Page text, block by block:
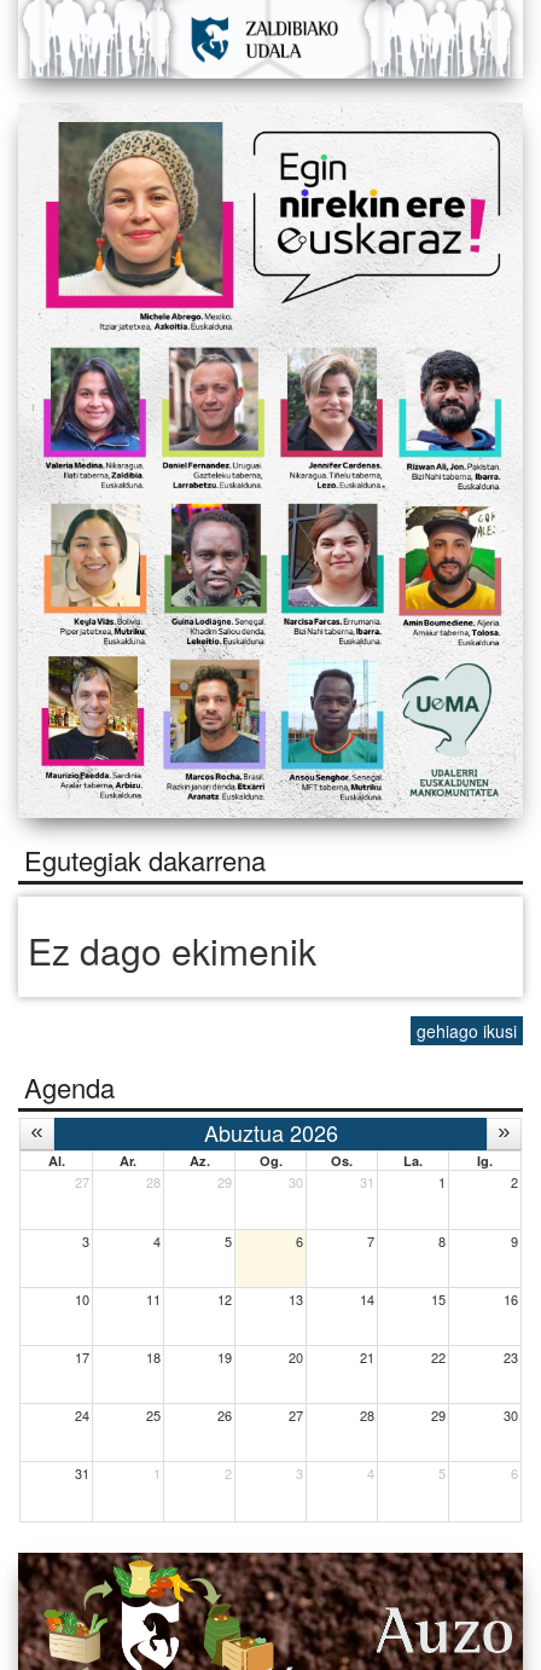
Egutegiak dakarrena
Ez dago ekimenik
gehiago ikusi
Agenda
Abuztua 2026
Al. Ar. Az. Og. Os. La. Ig.
27 28 29 30 31 1 2
3 4 5 6 7 8 9
10 11 12 13 14 15 16
17 18 19 20 21 22 23
24 25 26 27 28 29 30
31 1 2 3 4 5 6